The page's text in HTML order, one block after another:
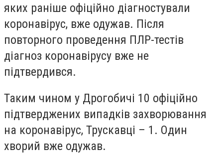
яких раніше офіційно діагностували
коронавірус, вже одужав. Після
повторного проведення ПЛР-тестів
діагноз коронавірусу вже не
підтвердився.
Таким чином у Дрогобичі 10 офіційно
підтверджених випадків захворювання
на коронавірус, Трускавці – 1. Один
хворий вже одужав.